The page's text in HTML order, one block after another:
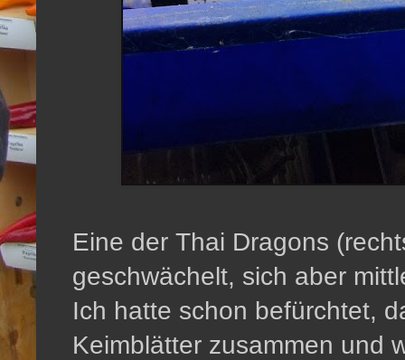
Eine der Thai Dragons
geschwächelt, sich aber
Ich hatte schon befürchtet,
Keimblätter zusammen und